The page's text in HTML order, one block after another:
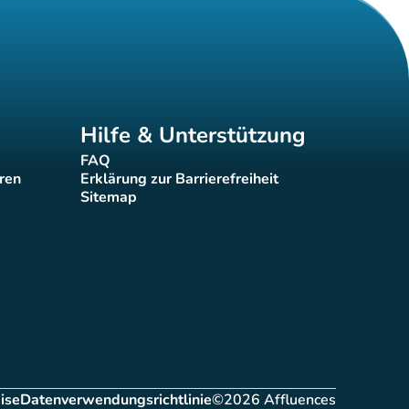
Hilfe & Unterstützung
FAQ(new tab)
Erklärung zur Barrierefreiheit
(new tab)
Sitemap(new tab)
Datenverwendungsrichtlinie©2026 Affluences